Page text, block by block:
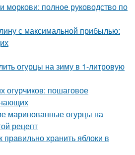
моркови: полное руководство по
с максимальной прибылью:
огурцы на зиму в 1-литровую
огурчиков: пошаговое
маринованные огурцы на
рецепт
хранить яблоки в